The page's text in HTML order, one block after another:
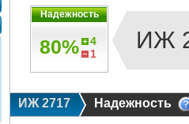
Надежность
80%
4
1
ИЖ
ИЖ 2717 Надежность